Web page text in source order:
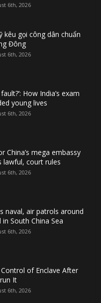
6th, 2026
kêu gọi công dân chuẩn
Đông
6th, 2026
How India’s exam
young lives
6th, 2026
China’s mega embassy
lawful, court rules
6th, 2026
naval, air patrols around
South China Sea
6th, 2026
Control of Enclave After
It
6th, 2026